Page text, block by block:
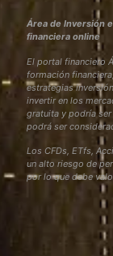
Área de Inversión
financiera online
El portal financiero
formación
estrategias
invertir en los
gratuita y podría
podrá ser
Los CFDs, ETfs,
un alto riesgo de
por lo que debe